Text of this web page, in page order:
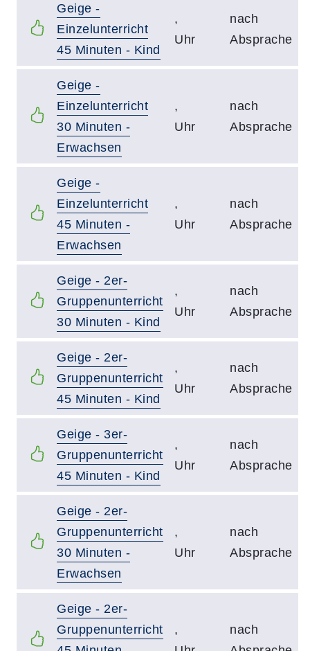
Geige -
Einzelunterricht
45 Minuten - Kind
,
Uhr
nach
Absprache
Geige -
Einzelunterricht
30 Minuten -
Erwachsen
,
Uhr
nach
Absprache
Geige -
Einzelunterricht
45 Minuten -
Erwachsen
,
Uhr
nach
Absprache
Geige - 2er-
Gruppenunterricht
30 Minuten - Kind
,
Uhr
nach
Absprache
Geige - 2er-
Gruppenunterricht
45 Minuten - Kind
,
Uhr
nach
Absprache
Geige - 3er-
Gruppenunterricht
45 Minuten - Kind
,
Uhr
nach
Absprache
Geige - 2er-
Gruppenunterricht
30 Minuten -
Erwachsen
,
Uhr
nach
Absprache
Geige - 2er-
Gruppenunterricht
,
nach